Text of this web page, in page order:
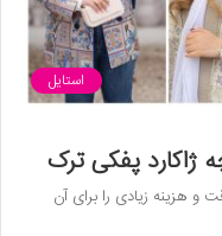
استایل
و هزینه زیادی را برای آن